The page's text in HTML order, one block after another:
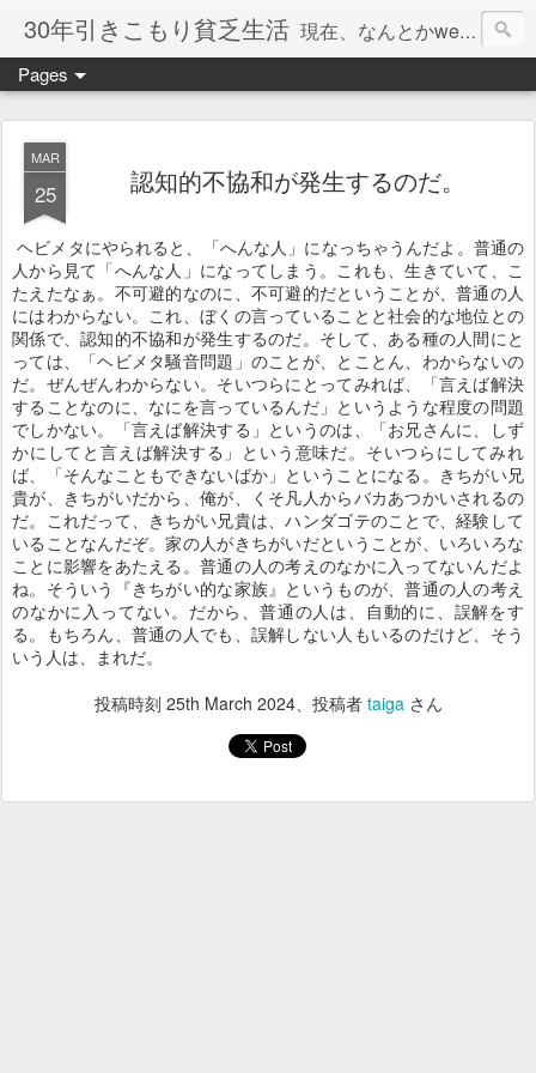
30年引きこもり貧乏生活 現在、なんとかweb系の仕事で食べています。このブログで扱う問題は「この世とはなにか」「人生とはなにか」「人間とはなにか」「強迫神経症の原因と解決法」「うつ病の原因と寄り添う方法」「家族の問題」などについてです。
Pages
MAR
25 認知的不協和が発生するのだ。
ヘビメタにやられると、「へんな人」になっちゃうんだよ。普通の
人から見て「へんな人」になってしまう。これも、生きていて、こ
たえたなぁ。不可避的なのに、不可避的だということが、普通の人
にはわからない。これ、ぼくの言っていることと社会的な地位との
関係で、認知的不協和が発生するのだ。そして、ある種の人間にと
っては、「ヘビメタ騒音問題」のことが、とことん、わからないの
だ。ぜんぜんわからない。そいつらにとってみれば、「言えば解決
することなのに、なにを言っているんだ」というような程度の問題
でしかない。「言えば解決する」というのは、「お兄さんに、しず
かにしてと言えば解決する」という意味だ。そいつらにしてみれ
ば、「そんなこともできないばか」ということになる。きちがい兄
貴が、きちがいだから、俺が、くそ凡人からバカあつかいされるの
だ。これだって、きちがい兄貴は、ハンダゴテのことで、経験して
いることなんだぞ。家の人がきちがいだということが、いろいろな
ことに影響をあたえる。普通の人の考えのなかに入ってないんだよ
ね。そういう『きちがい的な家族』というものが、普通の人の考え
のなかに入ってない。だから、普通の人は、自動的に、誤解をす
る。もちろん、普通の人でも、誤解しない人もいるのだけど、そう
いう人は、まれだ。
投稿時刻 25th March 2024、投稿者 taigaさん